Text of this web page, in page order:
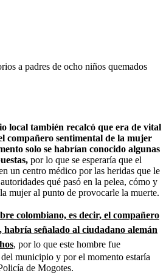
a padres de ocho niños quemados
local también recalcó que era de vital
compañero sentimental de la mujer
solo se habrían conocido algunas
por lo que se esperaría que el
un centro médico por las heridas que le
qué pasó en la pelea, cómo y
mujer al punto de provocarle la muerte.
colombiano, es decir, el compañero
habría señalado al ciudadano alemán
, por lo que este hombre fue
municipio y por el momento estaría
de Mogotes.